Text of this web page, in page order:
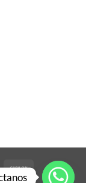
Cash